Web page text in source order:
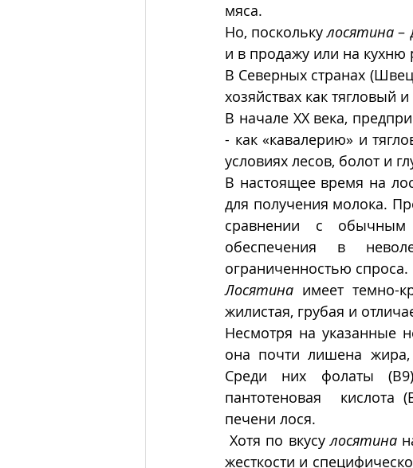
мяса.
Но, поскольку лосятина –
и в продажу или на кухню
В Северных странах
хозяйствах как тягловый
В начале ХХ века,
- как «кавалерию» и
условиях лесов, болот и
В настоящее время на
для получения молока.
сравнении с
обеспечения в
ограниченностью спроса.
Лосятина имеет темно-
жилистая, грубая и
Несмотря на указанные
она почти лишена жира,
Среди них фолаты
пантотеновая  кислота
печени лося.
Хотя по вкусу лосятина
жесткости и